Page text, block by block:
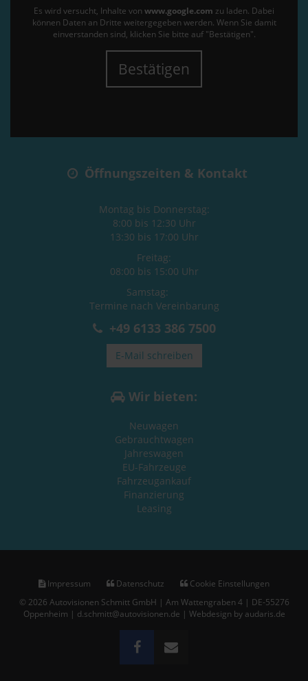
Es wird versucht, Inhalte von www.google.com zu laden. Dabei
können Daten an Dritte weitergegeben werden. Wenn Sie damit
einverstanden sind, klicken Sie bitte auf "Bestätigen".
Bestätigen
Öffnungszeiten & Kontakt
Montag bis Donnerstag:
8:00 bis 12:30 Uhr
13:30 bis 17:00 Uhr
Freitag:
08:00 bis 15:00 Uhr
Samstag:
Termine nach Vereinbarung
+49 6133 386 7500
E-Mail schreiben
Wir bieten:
Neuwagen
Gebrauchtwagen
Jahreswagen
EU-Fahrzeuge
Fahrzeugankauf
Finanzierung
Leasing
Impressum Datenschutz
Cookie Einstellungen
© 2026 Autovisionen Schmitt GmbH | Am Wattengraben 4 | DE-55276
Oppenheim | d.schmitt@autovisionen.de | Webdesign by audaris.de